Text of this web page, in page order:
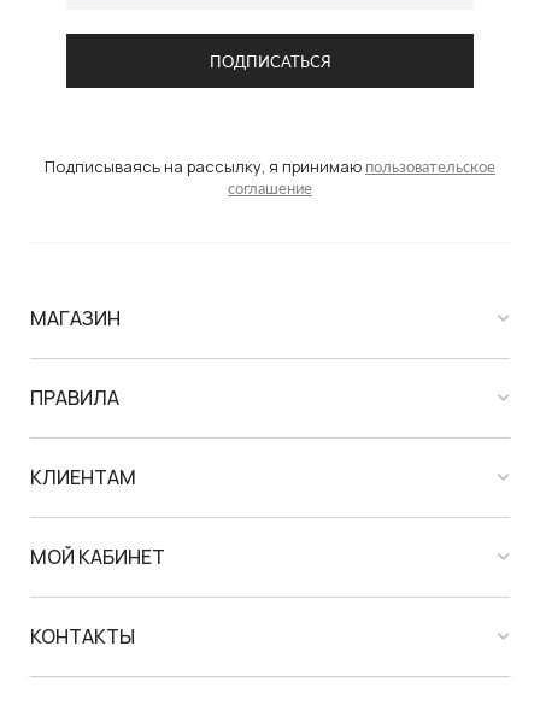
Подписываясь на рассылку, я принимаю пользовательское
соглашение
МАГАЗИН
ПРАВИЛА
КЛИЕНТАМ
МОЙ КАБИНЕТ
КОНТАКТЫ